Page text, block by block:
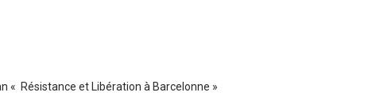
« Résistance et Libération à Barcelonne »